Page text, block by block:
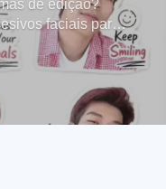
de edição?
faciais para
IA permite gerar
de adesivos
adesivos com a
facilmente aderir à